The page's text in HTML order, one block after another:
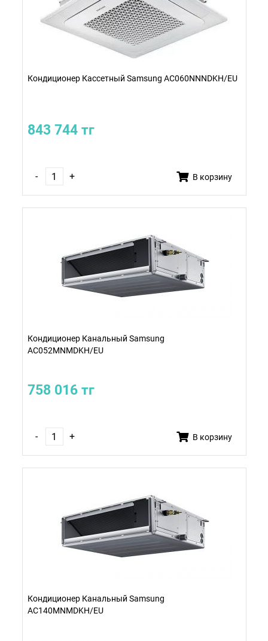
Кондиционер Кассетный Samsung AC060NNNDKH/EU
843 744 тг
- + В корзину
Кондиционер Канальный Samsung
AC052MNMDKH/EU
758 016 тг
- + В корзину
Кондиционер Канальный Samsung
AC140MNMDKH/EU